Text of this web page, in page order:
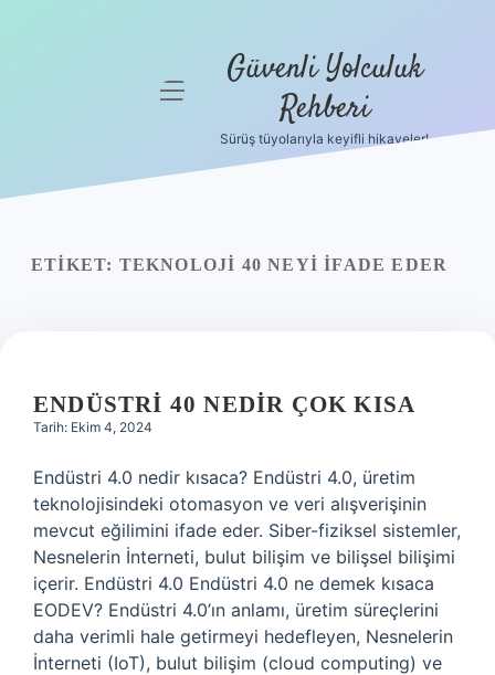
menüyü Güvenli Yolculuk
Rehberi
Sürüş tüyolarıyla keyifli hikayeler!
ETIKET: TEKNOLOJI 40 NEYI IFADE EDER
ENDÜSTRI 40 NEDIR ÇOK KISA
Tarih: Ekim 4, 2024
Endüstri 4.0 nedir kısaca? Endüstri 4.0, üretim
teknolojisindeki otomasyon ve veri alışverişinin
mevcut eğilimini ifade eder. Siber-fiziksel sistemler,
Nesnelerin İnterneti, bulut bilişim ve bilişsel bilişimi
içerir. Endüstri 4.0 Endüstri 4.0 ne demek kısaca
EODEV? Endüstri 4.0’ın anlamı, üretim süreçlerini
daha verimli hale getirmeyi hedefleyen, Nesnelerin
İnterneti (IoT), bulut bilişim (cloud computing) ve